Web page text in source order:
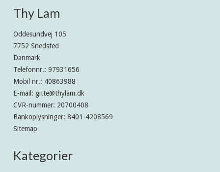
Thy Lam
Oddesundvej 105
7752 Snedsted
Danmark
Telefonnr.: 97931656
Mobil nr.: 40863988
E-mail : gitte@thylam.dk
CVR-nummer: 20700408
Bankoplysninger: 8401-4208569
Sitemap
Kategorier